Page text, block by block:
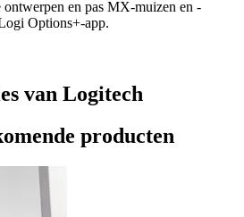
en pas MX-muizen en -
Options+-app.
van Logitech
producten